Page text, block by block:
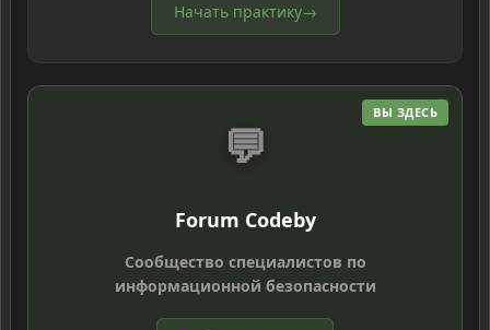
Начать практику→
ВЫ ЗДЕСЬ
💬
Forum Codeby
Сообщество специалистов по
информационной безопасности